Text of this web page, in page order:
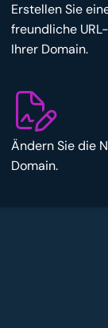
Erstellen Sie
freundliche
Ihrer Domain.
Ändern Sie die
Domain.